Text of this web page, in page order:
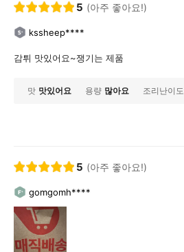
5 (아주 좋아요!)
kssheep****
감튀 맛있어요~쟁기는 제품
맛 맛있어요 용량 많아요 조리난이도
5 (아주 좋아요!)
gomgomh****